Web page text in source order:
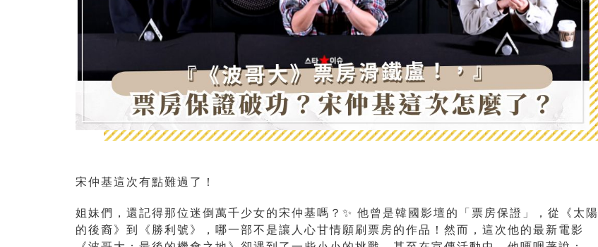
宋仲基這次有點難過了！
姐妹們，還記得那位迷倒萬千少女的宋仲基嗎？✨ 他曾是韓國影壇的「票房保證」，從《太陽
的後裔》到《勝利號》，哪一部不是讓人心甘情願刷票房的作品！然而，這次他的最新電影